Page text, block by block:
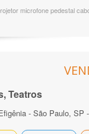
microfone pedestal
Teatros
- São Paulo, SP